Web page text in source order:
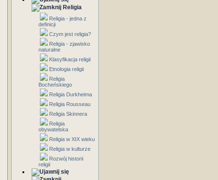
Religia
Religia - jedna z
definicji
Czym jest religia?
Religia - zjawisko
naturalne
Klasyfikacja religii
Etnologia religii
Religia
Bocheńskiego
Religia Durkheima
Religia Rousseau
Religia Skinnera
Religia
obywatelska
Religia w XIX wieku
Religia w kulturze
Rozwój historii
religii